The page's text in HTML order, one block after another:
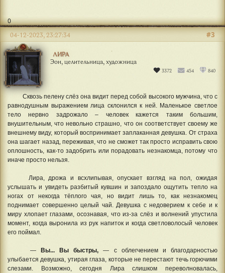
0
ЛИРА
Эон, целительница, художница
3372 454 840
#3
04-12-2023, 23:27:34
Сквозь пелену слёз она видит перед собой высокого мужчина, что с
равнодушным выражением лица склонился к ней. Маленькое светлое
тело нервно задрожало – человек кажется таким большим,
внушительным, что невольно страшно, что он соответствует своему же
внешнему виду, который воспринимает заплаканная девушка. От страха
она шагает назад, переживая, что не сможет так просто исправить свою
оплошность, как-то задобрить или порадовать незнакомца, потому что
иначе просто нельзя.
Лира, дрожа и всхлипывая, опускает взгляд на пол, ожидая
услышать и увидеть разбитый кувшин и запоздало ощутить тепло на
ногах от некогда тёплого чая, но видит лишь то, как незнакомец
поднимает совершенно целый чай. Девушка с недоверием к себе и к
миру хлопает глазами, осознавая, что из-за слёз и волнений упустила
момент, когда выронила из рук напиток и когда светловолосый человек
его поймал.
—Вы... Вы быстры,— с облегчением и благодарностью
улыбается девушка, утирая глаза, которые не перестают течь горючими
слезами. Возможно, сегодня Лира слишком переволновалась,